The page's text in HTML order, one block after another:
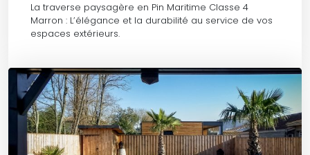
La traverse paysagère en Pin Maritime Classe 4
Marron : L’élégance et la durabilité au service de vos
espaces extérieurs.